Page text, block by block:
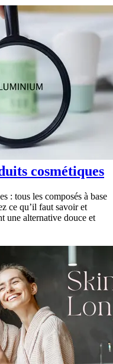
cosmétiques
: tous les composés à base
ce qu’il faut savoir et
une alternative douce et